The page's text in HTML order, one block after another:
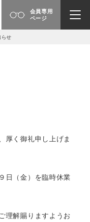
せ
厚く御礼申し上げま
日（金）を臨時休業
理解賜りますようお
会員専用
ページ